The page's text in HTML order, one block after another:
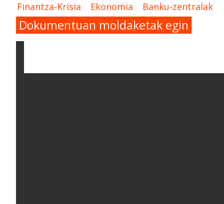
Finantza-Krisia Ekonomia Banku-zentralak
Dokumentuan moldaketak egin